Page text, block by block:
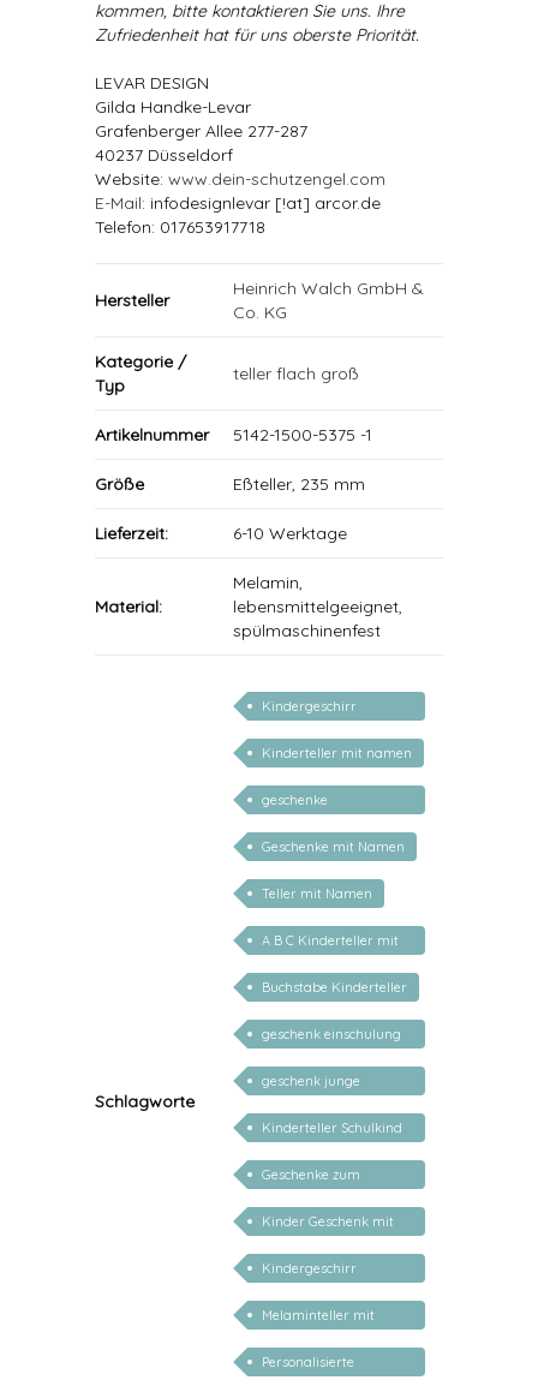
kommen, bitte kontaktieren Sie uns. Ihre
Zufriedenheit hat für uns oberste Priorität.
LEVAR DESIGN
Gilda Handke-Levar
Grafenberger Allee 277-287
40237 Düsseldorf
Website: www.dein-schutzengel.com
E-Mail: infodesignlevar [!at] arcor.de
Telefon: 017653917718
Hersteller
Heinrich Walch GmbH &
Co. KG
Kategorie /
Typ
teller flach groß
Artikelnummer 5142-1500-5375 -1
Größe Eßteller, 235 mm
Lieferzeit: 6-10 Werktage
Material:
Melamin,
lebensmittelgeeignet,
spülmaschinenfest
Schlagworte
Kindergeschirr
personalisiert
Kinderteller mit namen
geschenke
personalisiert kinder
Geschenke mit Namen
Teller mit Namen
A B C Kinderteller mit
Name
Buchstabe Kinderteller
geschenk einschulung
personalisiert
geschenk junge
mädchen
Kinderteller Schulkind
2026
Geschenke zum
Schulanfang
Kinder Geschenk mit
Namen
Kindergeschirr
personalisiert mit
Namen
Melaminteller mit
Namen
Personalisierte